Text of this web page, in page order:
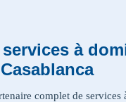
à
Casablanca
complet de services